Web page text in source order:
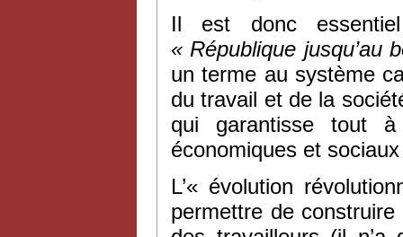
Il est donc
« République jusqu’au
un terme au système
du travail et de la
qui garantisse tout
économiques et
L’« évolution
permettre de construire